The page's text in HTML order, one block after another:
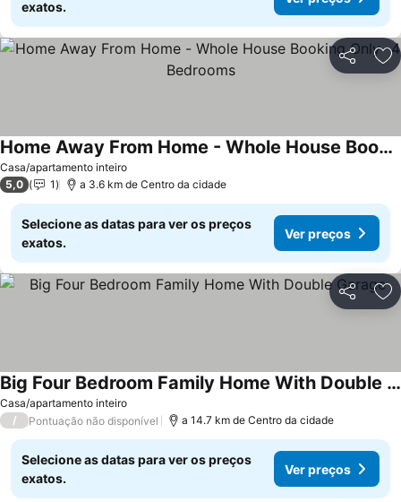
exatos.
Partilhar
Casa/apartamento inteiro
Home Away From Home - Whole House Booking Only -4 Bedrooms
5,0 1 a 3.6 km de Centro da cidade
Selecione as datas para ver os preços
exatos.
Ver preços
Partilhar
Casa/apartamento inteiro
Big Four Bedroom Family Home With Double Garage
/ Pontuação não disponível a 14.7 km de Centro da cidade
Selecione as datas para ver os preços
exatos.
Ver preços